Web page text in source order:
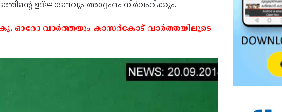
ഉദ്ഘാടനവും അദ്ദേഹം നിര്‍വഹിക്കും.
ഓരോ വാര്‍ത്തയും കാസര്‍കോട് വാര്‍ത്തയിലൂടെ